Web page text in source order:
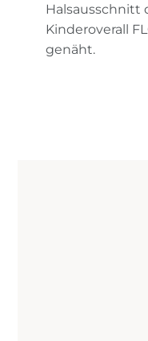
Halsausschnitt
Kinderoverall
genäht.